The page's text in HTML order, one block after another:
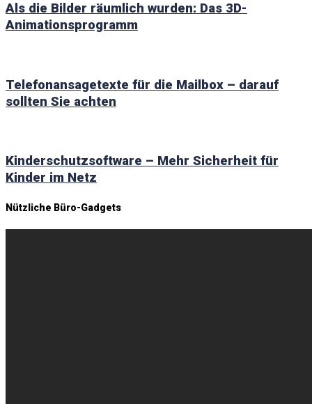
Als die Bilder räumlich wurden: Das 3D-
Animationsprogramm
Telefonansagetexte für die Mailbox – darauf
sollten Sie achten
Kinderschutzsoftware – Mehr Sicherheit für
Kinder im Netz
Nützliche Büro-Gadgets